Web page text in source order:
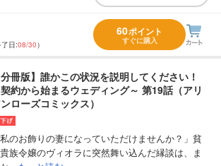
了日:08/30）
60ポイント
すぐに購入
分冊版】誰かこの状況を説明してください！
契約から始まるウェディング～ 第19話（アリ
ローズコミックス）
私のお飾りの妻になっていただけませんか？」貧
族令嬢のヴィオラに突然舞い込んだ縁談は、ま